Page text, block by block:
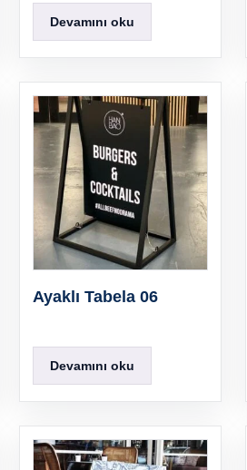
Devamını oku
Ayaklı Tabela 06
Devamını oku